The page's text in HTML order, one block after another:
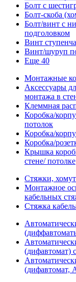
Болт с
Болт-скоба
Болт/винт с
подголовком
Винт
Винт/шуруп
Еще 40
Монтажные
Аксессуары
монтажа в
Клеммная
Коробка/
потолок
Коробка/
Коробка/
Крышка
стене/ потолке
Стяжки,
Монтажное
кабельных
Стяжка
(дифавтомат)
(дифавтомат,